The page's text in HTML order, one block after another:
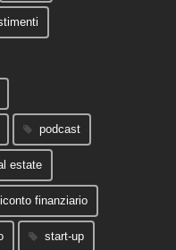
podcast
estate
finanziario
start-up